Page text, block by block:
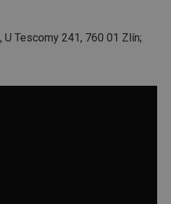
U Tescomy 241, 760 01 Zlín;